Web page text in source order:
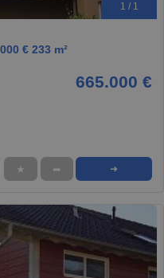
1 / 1
€ 233 m²
665.000 €
★ ➦ ➜